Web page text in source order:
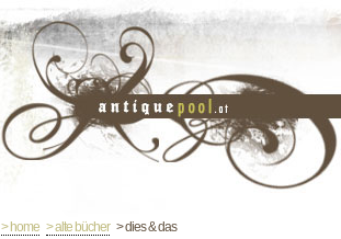
> home > alte bücher> dies & das